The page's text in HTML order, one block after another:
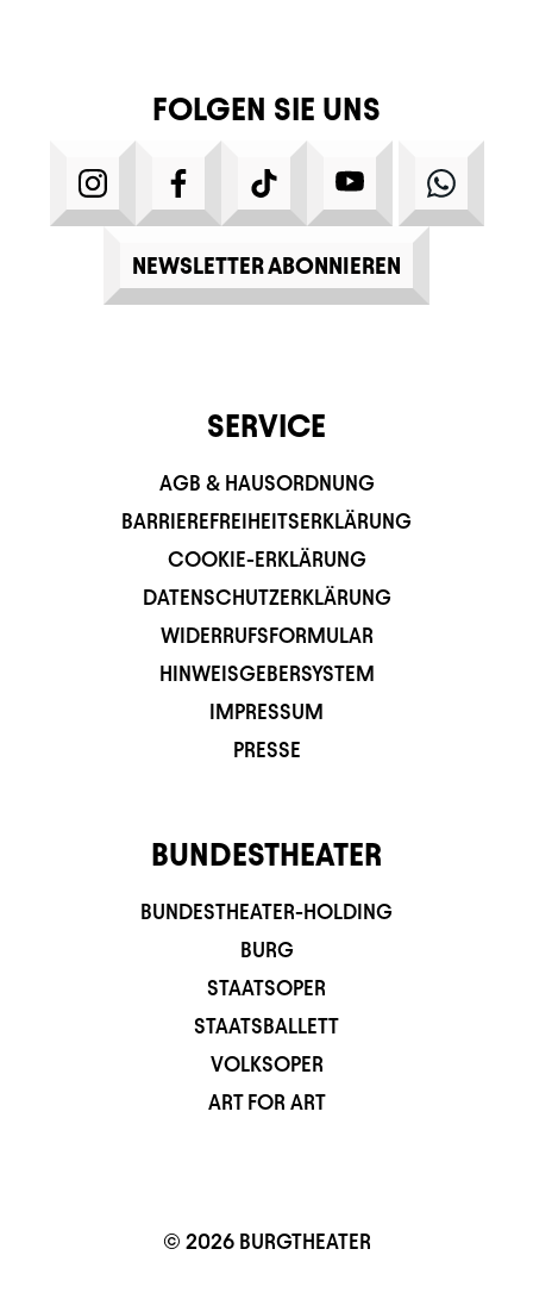
FOLGEN SIE UNS
INSTAGRAMFACEBOOKTIKTOK YOUTUBE
NEWSLETTER ABONNIEREN
SERVICE
AGB & HAUSORDNUNG
BARRIEREFREIHEITSERKLÄRUNG
COOKIE-ERKLÄRUNG
DATENSCHUTZERKLÄRUNG
WIDERRUFSFORMULAR
HINWEISGEBERSYSTEM
IMPRESSUM
PRESSE
BUNDESTHEATER
BUNDESTHEATER-HOLDING
BURG
STAATSOPER
STAATSBALLETT
VOLKSOPER
ART FOR ART
© 2026 BURGTHEATER